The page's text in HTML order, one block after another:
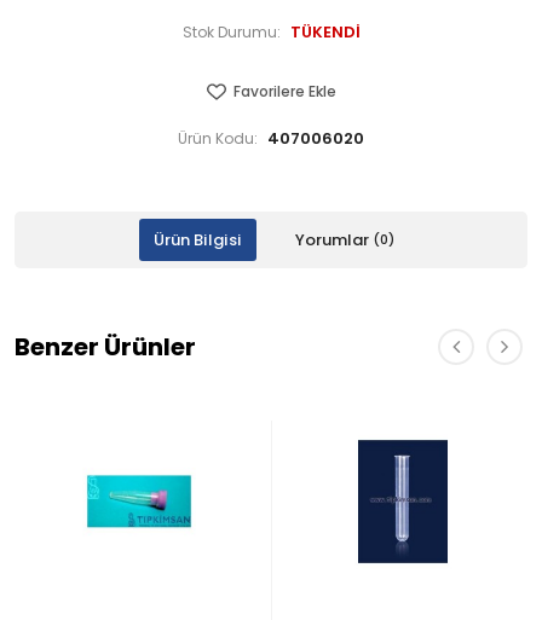
Stok Durumu: TÜKENDİ
Favorilere Ekle
Ürün Kodu: 407006020
Ürün Bilgisi Yorumlar (0)
Benzer Ürünler